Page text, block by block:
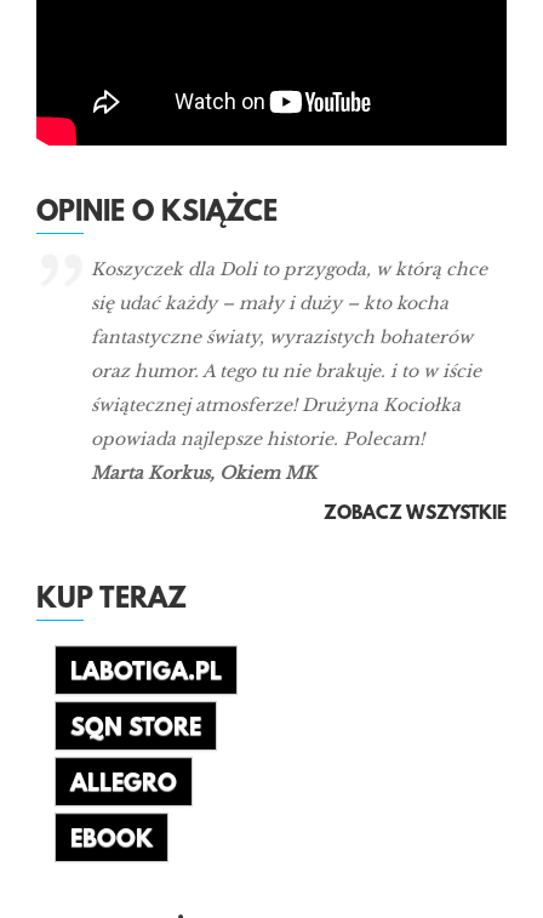
OPINIE O KSIĄŻCE
Koszyczek dla Doli to przygoda, w którą chce
się udać każdy – mały i duży – kto kocha
fantastyczne światy, wyrazistych bohaterów
oraz humor. A tego tu nie brakuje. i to w iście
świątecznej atmosferze! Drużyna Kociołka
opowiada najlepsze historie. Polecam!
Marta Korkus, Okiem MK
ZOBACZ WSZYSTKIE
KUP TERAZ
LABOTIGA.PL
SQN STORE
ALLEGRO
EBOOK